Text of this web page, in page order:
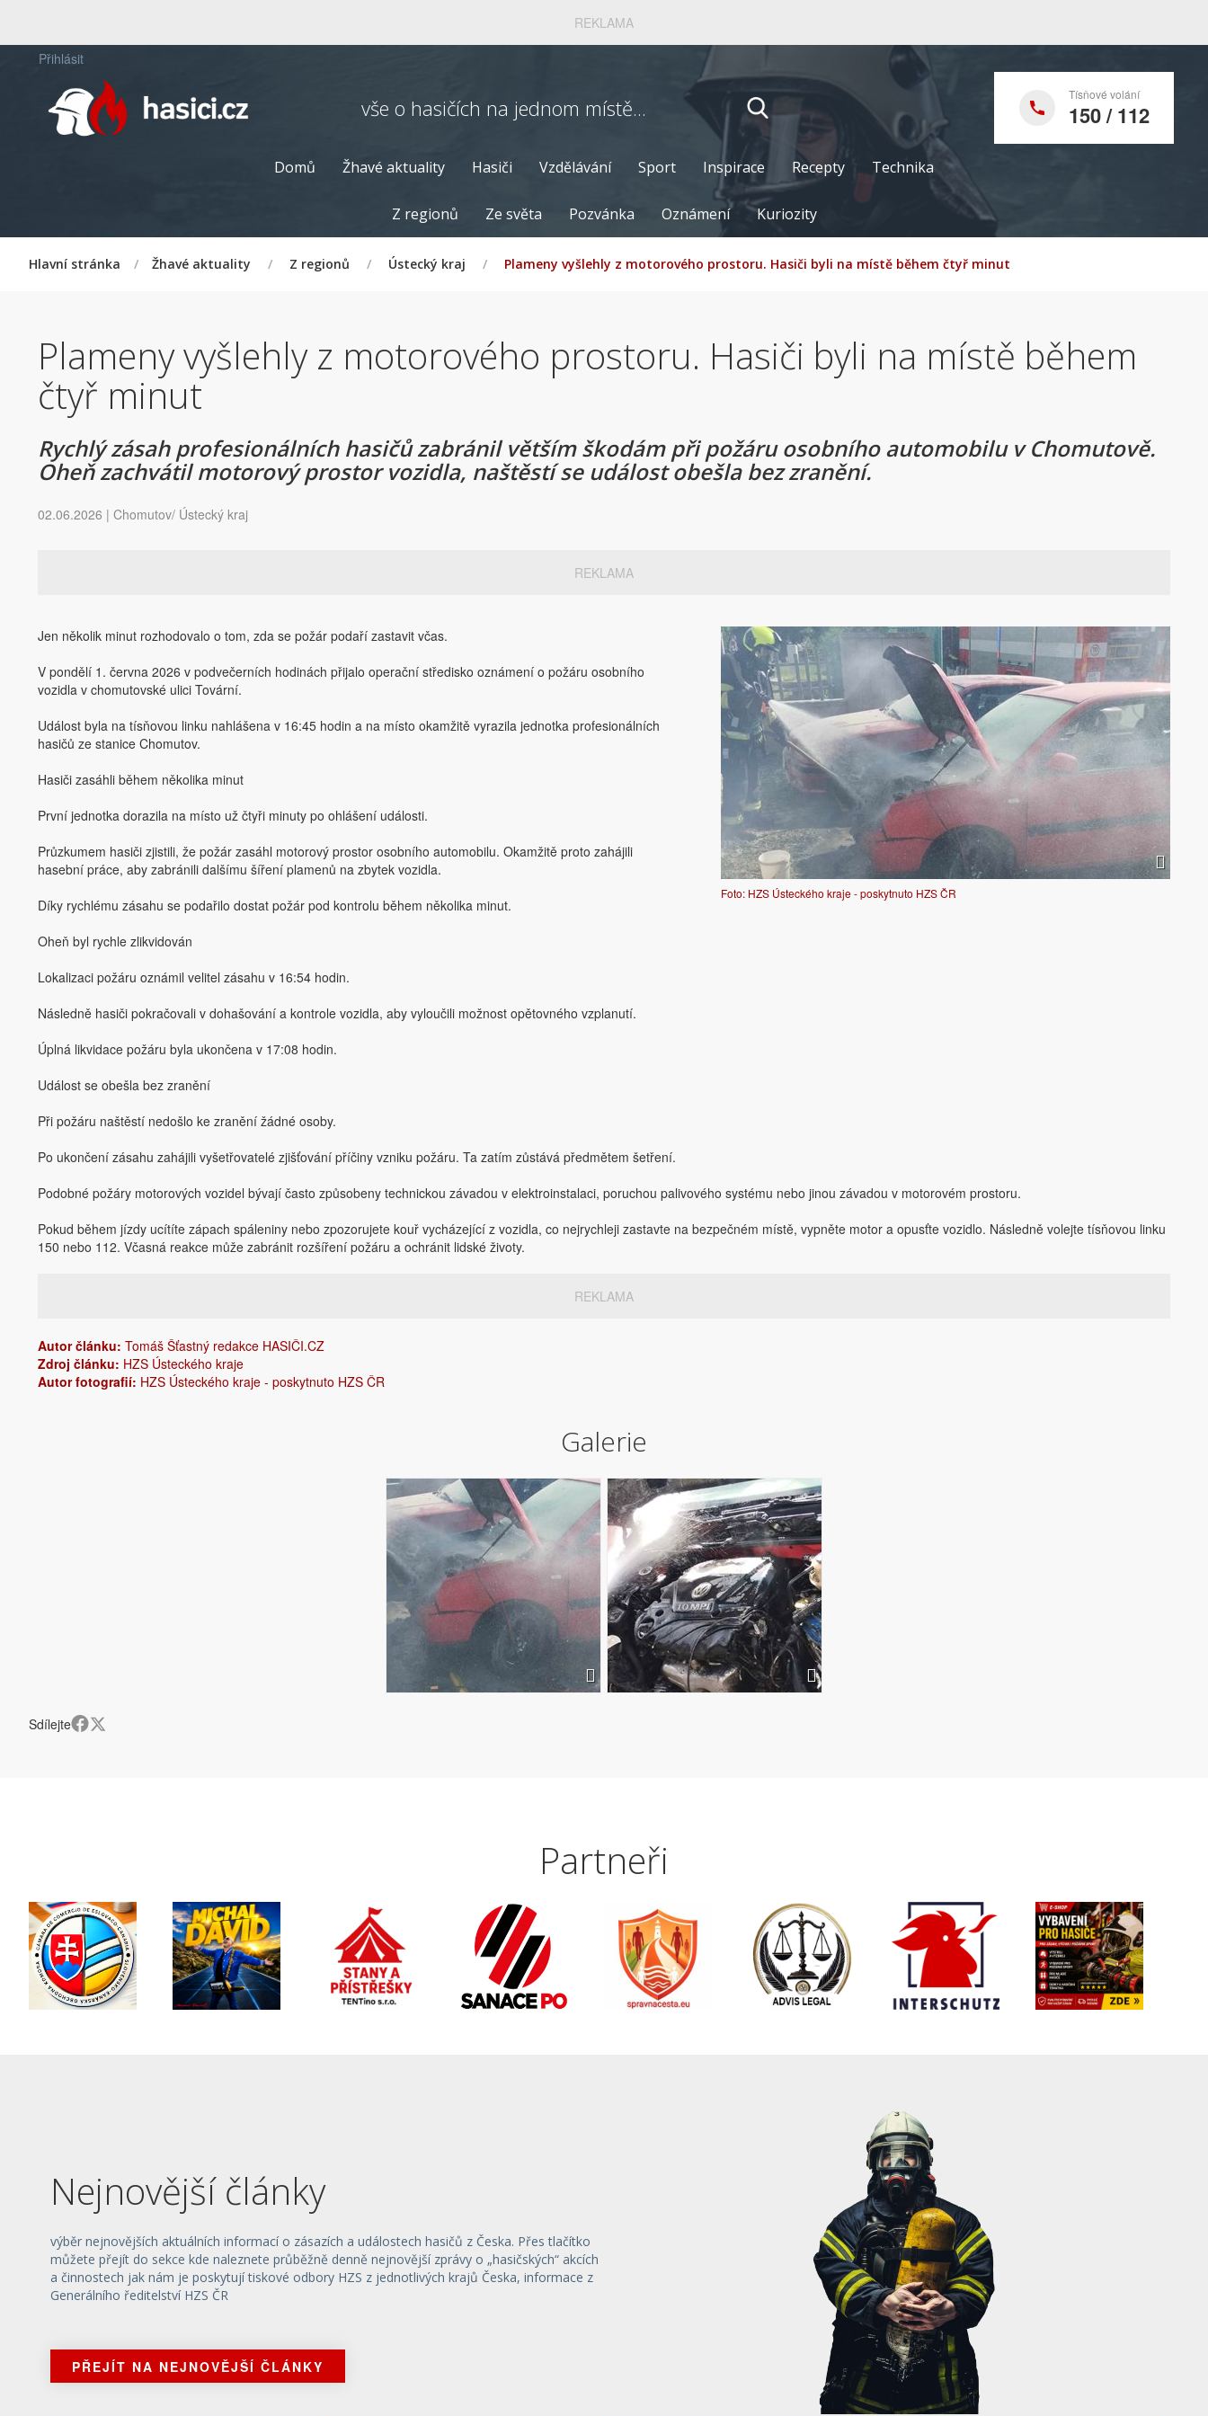
REKLAMA
Přihlásit
vše o hasičích na jednom místě... Tísňové volání
150 / 112
Domů Žhavé aktuality Hasiči Vzdělávání Sport Inspirace Recepty Technika
Z regionů Ze světa Pozvánka Oznámení Kuriozity
Hlavní stránka / Žhavé aktuality / Z regionů / Ústecký kraj / Plameny vyšlehly z motorového prostoru. Hasiči byli na místě během čtyř minut
Plameny vyšlehly z motorového prostoru. Hasiči byli na místě během
čtyř minut
Rychlý zásah profesionálních hasičů zabránil větším škodám při požáru osobního automobilu v Chomutově.
Oheň zachvátil motorový prostor vozidla, naštěstí se událost obešla bez zranění.
02.06.2026 | Chomutov/ Ústecký kraj
REKLAMA
Foto: HZS Ústeckého kraje - poskytnuto HZS ČR
Jen několik minut rozhodovalo o tom, zda se požár podaří zastavit včas.
V pondělí 1. června 2026 v podvečerních hodinách přijalo operační středisko oznámení o požáru osobního
vozidla v chomutovské ulici Tovární.
Událost byla na tísňovou linku nahlášena v 16:45 hodin a na místo okamžitě vyrazila jednotka profesionálních
hasičů ze stanice Chomutov.
Hasiči zasáhli během několika minut
První jednotka dorazila na místo už čtyři minuty po ohlášení události.
Průzkumem hasiči zjistili, že požár zasáhl motorový prostor osobního automobilu. Okamžitě proto zahájili
hasební práce, aby zabránili dalšímu šíření plamenů na zbytek vozidla.
Díky rychlému zásahu se podařilo dostat požár pod kontrolu během několika minut.
Oheň byl rychle zlikvidován
Lokalizaci požáru oznámil velitel zásahu v 16:54 hodin.
Následně hasiči pokračovali v dohašování a kontrole vozidla, aby vyloučili možnost opětovného vzplanutí.
Úplná likvidace požáru byla ukončena v 17:08 hodin.
Událost se obešla bez zranění
Při požáru naštěstí nedošlo ke zranění žádné osoby.
Po ukončení zásahu zahájili vyšetřovatelé zjišťování příčiny vzniku požáru. Ta zatím zůstává předmětem šetření.
Podobné požáry motorových vozidel bývají často způsobeny technickou závadou v elektroinstalaci, poruchou palivového systému nebo jinou závadou v motorovém prostoru.
Pokud během jízdy ucítíte zápach spáleniny nebo zpozorujete kouř vycházející z vozidla, co nejrychleji zastavte na bezpečném místě, vypněte motor a opusťte vozidlo. Následně volejte tísňovou linku
150 nebo 112. Včasná reakce může zabránit rozšíření požáru a ochránit lidské životy.
REKLAMA
Autor článku: Tomáš Šťastný redakce HASIČI.CZ
Zdroj článku: HZS Ústeckého kraje
Autor fotografií: HZS Ústeckého kraje - poskytnuto HZS ČR
Galerie
Sdílejte
Partneři
Nejnovější články
výběr nejnovějších aktuálních informací o zásazích a událostech hasičů z Česka. Přes tlačítko
můžete přejít do sekce kde naleznete průběžně denně nejnovější zprávy o „hasičských“ akcích
a činnostech jak nám je poskytují tiskové odbory HZS z jednotlivých krajů Česka, informace z
Generálního ředitelství HZS ČR
PŘEJÍT NA NEJNOVĚJŠÍ ČLÁNKY